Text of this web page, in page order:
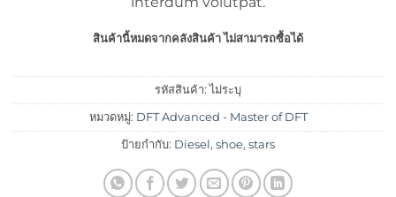
สินค้านี้หมดจากคลังสินค้า ไม่สามารถซื้อได้
รหัสสินค้า:ไม่ระบุ
หมวดหมู่: DFT Advanced - Master of DFT
ป้ายกำกับ: Diesel, shoe, stars